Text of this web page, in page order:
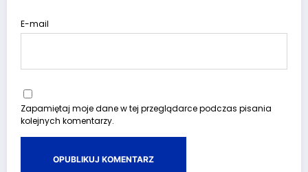
E-mail
Zapamiętaj moje dane w tej przeglądarce podczas pisania
kolejnych komentarzy.